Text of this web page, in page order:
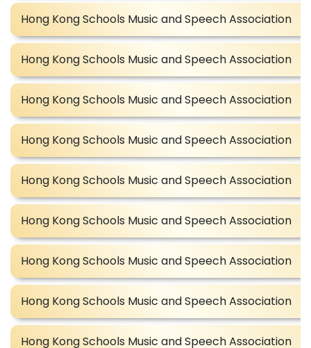
Hong Kong Schools Music and Speech Association
Hong Kong Schools Music and Speech Association
Hong Kong Schools Music and Speech Association
Hong Kong Schools Music and Speech Association
Hong Kong Schools Music and Speech Association
Hong Kong Schools Music and Speech Association
Hong Kong Schools Music and Speech Association
Hong Kong Schools Music and Speech Association
Hong Kong Schools Music and Speech Association